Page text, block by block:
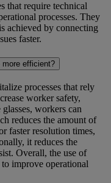
that require technical
processes. They
achieved by connecting
faster.
more efficient?
processes that rely
worker safety,
workers can
reduces the amount of
faster resolution times,
it reduces the
Overall, the use of
improve operational